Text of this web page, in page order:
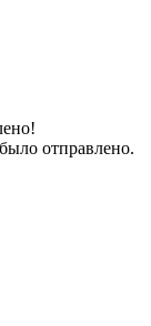
отправлено.